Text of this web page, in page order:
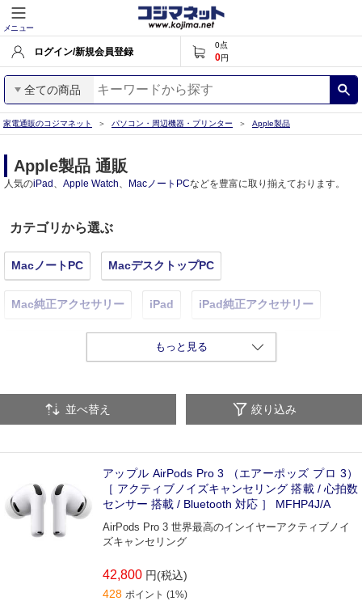
メニュー
ログイン/新規会員登録
0点
0円
全ての商品
家電通販のコジマネット パソコン・周辺機器・プリンター Apple製品
Apple製品 通販
人気のiPad 、 Apple Watch、 MacノートPCなどを豊富に取り揃えております。
カテゴリから選ぶ
MacノートPC MacデスクトップPC
Mac純正アクセサリー iPad iPad純正アクセサリー
Apple Watch純正アクセサリー
もっと見る
並べ替え 絞り込み
アップル AirPods Pro 3 （エアーポッズ プロ 3）
［ アクティブノイズキャンセリング 搭載 / 心拍数
センサー 搭載 / Bluetooth 対応 ］ MFHP4J/A
AirPods Pro 3 世界最高のインイヤーアクティブノイ
ズキャンセリング
42,800 円(税込)
428 ポイント (1%)